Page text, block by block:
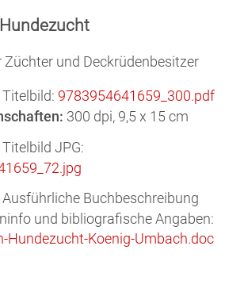
Züchter und Deckrüdenbesitzer
9783954641659_300.pdf
300 dpi, 9,5 x 15 cm
JPG:
Buchbeschreibung
und bibliografische Angaben:
Hundezucht-Koenig-Umbach.doc